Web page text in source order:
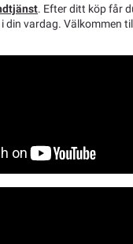
. Efter ditt köp får
din vardag. Välkommen